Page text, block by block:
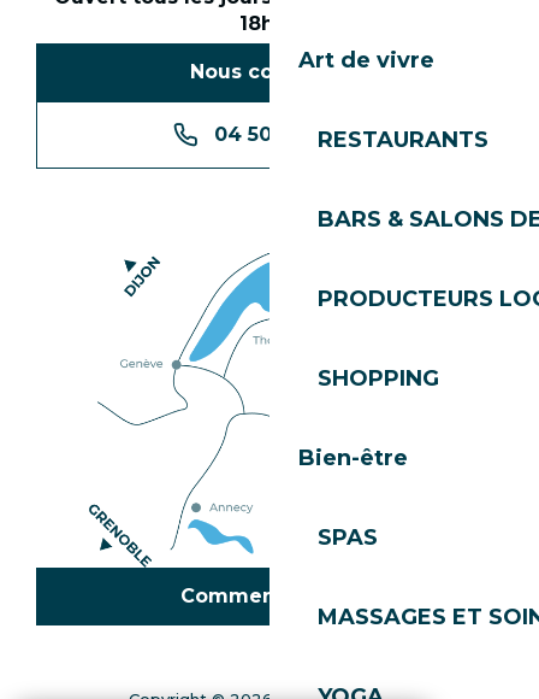
Art de vivre
RESTAURANTS
BARS & SALONS
PRODUCTEURS
SHOPPING
Bien-être
SPAS
MASSAGES ET
18h30
Nous contacter
04 50 74 74 74
Comment venir ?